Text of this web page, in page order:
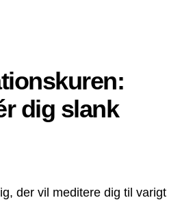
dig slank
der vil meditere dig til varigt